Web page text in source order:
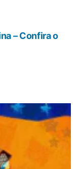
– Confira o